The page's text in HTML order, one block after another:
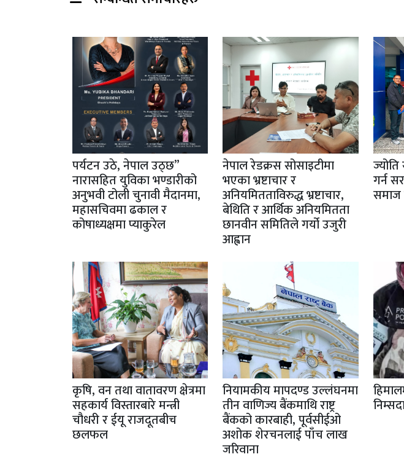
पर्यटन उठे, नेपाल उठ्छ”
नारासहित युविका भण्डारीको
अनुभवी टोली चुनावी मैदानमा,
महासचिवमा ढकाल र
कोषाध्यक्षमा प्याकुरेल
नेपाल रेडक्रस सोसाइटीमा
भएका भ्रष्टाचार र
अनियमितताविरुद्ध भ्रष्टाचार,
बेथिति र आर्थिक अनियमितता
छानवीन समितिले गर्यो उजुरी
आह्वान
गर्न
समाज
कृषि, वन तथा वातावरण क्षेत्रमा
सहकार्य विस्तारबारे मन्त्री
चौधरी र ईयू राजदूतबीच
छलफल
नियामकीय मापदण्ड उल्लंघनमा
तीन वाणिज्य बैंकमाथि राष्ट्र
बैंकको कारबाही, पूर्वसीईओ
अशोक शेरचनलाई पाँच लाख
जरिवाना